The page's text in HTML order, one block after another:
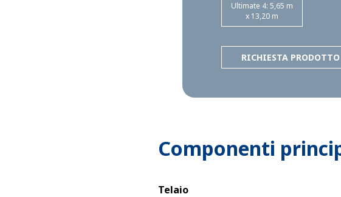
Ultimate 4: 5,65 m
x 13,20 m
RICHIESTA PRODOTTO
Componenti
Telaio